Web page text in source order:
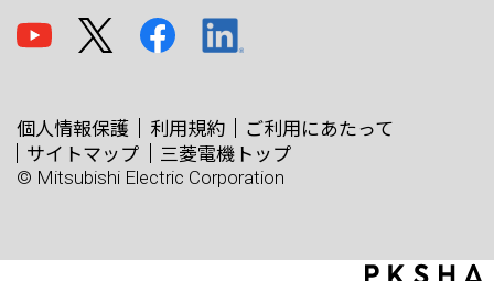
個人情報保護 利用規約
ご利用にあたって
サイトマップ
三菱電機トップ
© Mitsubishi Electric Corporation